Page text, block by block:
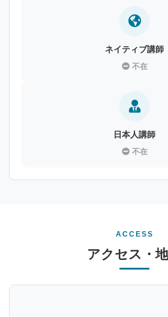
ネイティブ講師
不在
日本人講師
不在
ACCESS
アクセス・